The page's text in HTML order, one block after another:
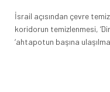
İsrail açısından çevre
koridorun temizlenmesi,
‘ahtapotun başına